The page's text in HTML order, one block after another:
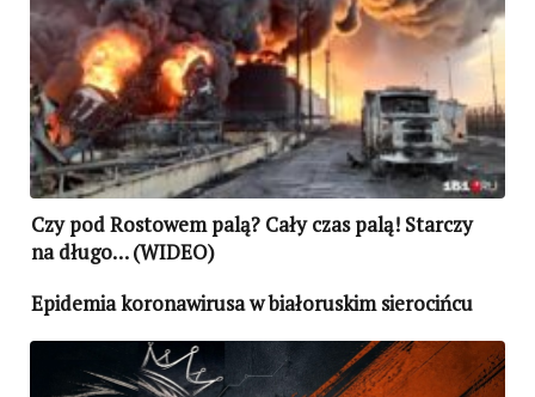
Czy pod Rostowem palą? Cały czas palą! Starczy
na długo… (WIDEO)
Epidemia koronawirusa w białoruskim sierocińcu